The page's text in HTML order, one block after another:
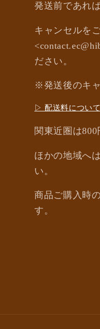
発送前であれ
キャンセルを
ださい。
※発送後のキ
▷ 配送料について
関東近圏は800
ほかの地域へは
い。
商品ご購入時
す。